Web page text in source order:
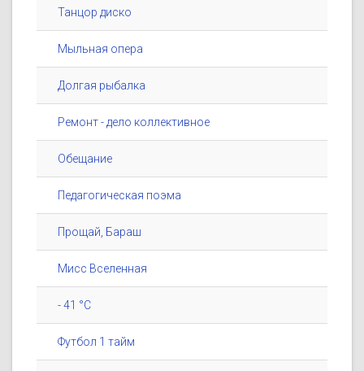
Танцор диско
Мыльная опера
Долгая рыбалка
Ремонт - дело коллективное
Обещание
Педагогическая поэма
Прощай, Бараш
Мисс Вселенная
- 41 °C
Футбол 1 тайм